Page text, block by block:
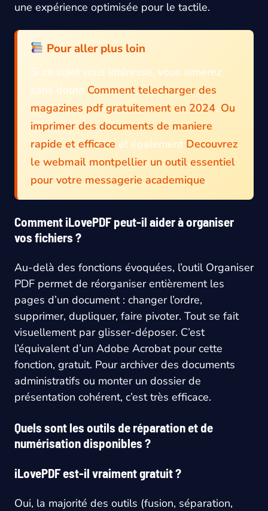
une expérience optimisée pour le tactile.
Pour aller plus loin
Si ce sujet vous intéresse, vous aimerez
sans doute Comment telecharger des
magazines pdf gratuitement en 2024, Ou
imprimer des documents de maniere
rapide et efficace et également Decouvrez
le webmail montpellier un outil essentiel
pour votre messagerie academique.
Comment iLovePDF peut-il aider à organiser
vos fichiers ?
Au-delà des fonctions évoquées, l’outil Organiser
PDF permet de réorganiser entièrement les
pages d’un document : changer l’ordre,
supprimer, dupliquer, faire pivoter. Tout se fait
visuellement par glisser-déposer. C’est
l’équivalent d’un Adobe Acrobat pour cette
fonction, gratuit. Pour archiver des documents
administratifs ou monter un dossier de
présentation cohérent, c’est très efficace.
Quels sont les outils de réparation et de
numérisation disponibles ?
iLovePDF est-il vraiment gratuit ?
Oui, la majorité des outils (fusion, séparation,